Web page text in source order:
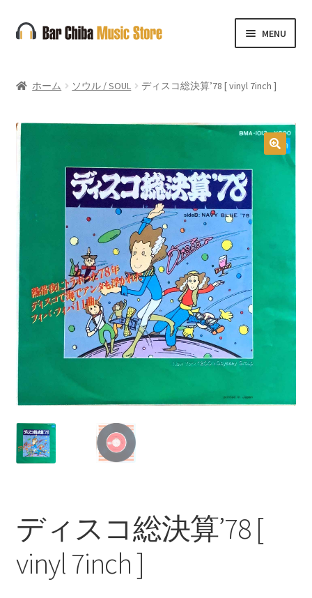
ナ
ビ
ー
ン
ス
ッ
プ
コ
ン
ン
ス
ッ
MENU
ホーム ソウル / SOUL ディスコ総決算’78 [ vinyl 7inch ]
🔍
ディスコ総決算’78 [
vinyl 7inch ]